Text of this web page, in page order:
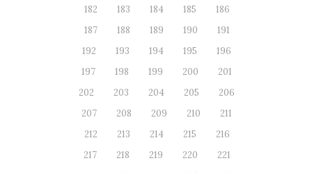
182
183 184 185
186
187
188 189 190
191
192
193 194 195
196
197
198 199 200
201
202
203 204 205
206
207
208 209 210
211
212
213 214 215
216
217
218 219 220
221